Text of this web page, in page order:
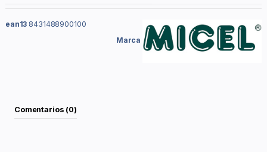
Marca
ean13 8431488900100
Comentarios (0)